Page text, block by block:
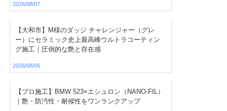
2026/08/07
【大和市】M様のダッジ チャレンジャー（グレ
ー）にセラミック史上最高峰ウルトラコーティン
グ施工｜圧倒的な艶と存在感
2026/08/06
【プロ施工】BMW 523×エシュロン（NANO-FIL）
｜艶・防汚性・耐候性をワンランクアップ